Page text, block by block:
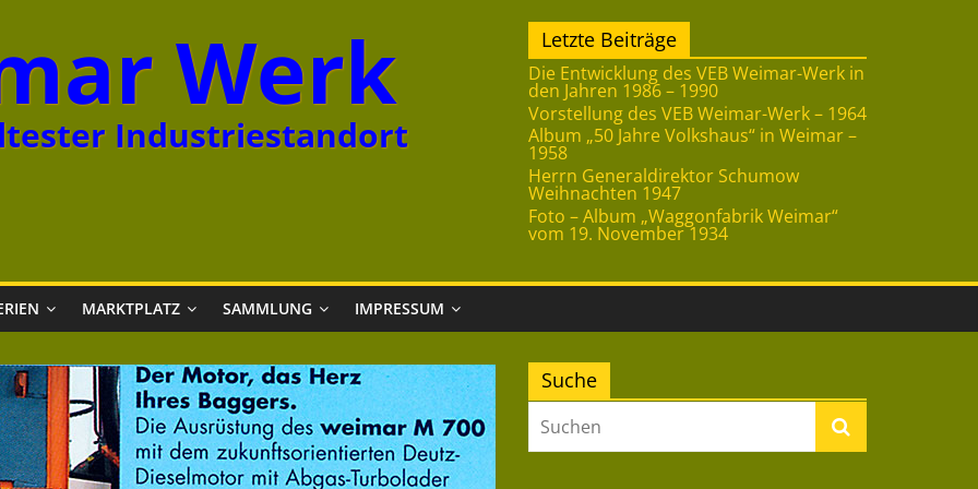
Werk
Industriestandort
Letzte Beiträge
Die Entwicklung des VEB Weimar-Werk in
den Jahren 1986 – 1990
Vorstellung des VEB Weimar-Werk – 1964
Album „50 Jahre Volkshaus“ in Weimar –
1958
Herrn Generaldirektor Schumow
Weihnachten 1947
Foto – Album „Waggonfabrik Weimar“
vom 19. November 1934
MARKTPLATZ SAMMLUNG IMPRESSUM
Suche